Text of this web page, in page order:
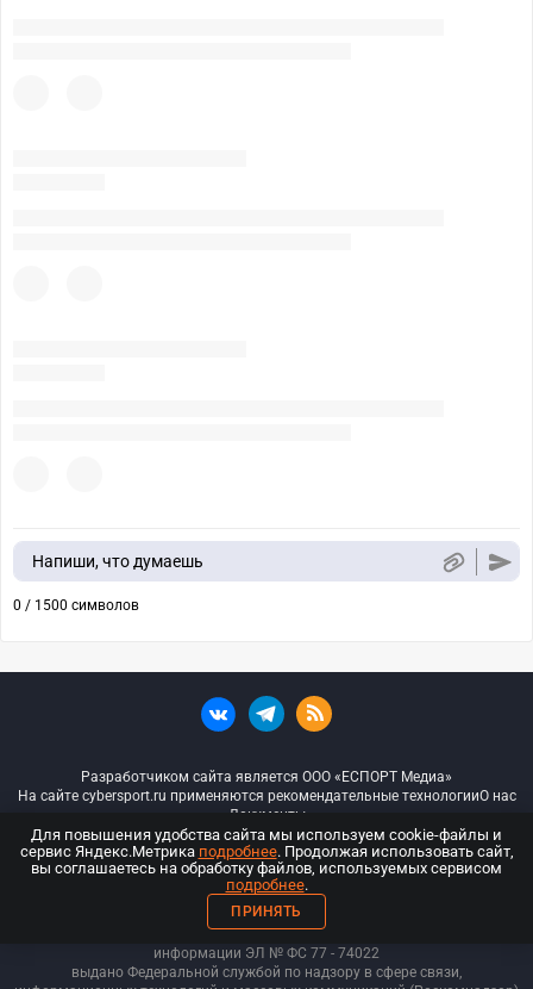
Напиши, что думаешь
0 / 1500 символов
Разработчиком сайта является ООО «ЕСПОРТ Медиа»
На сайте cybersport.ru применяются рекомендательные технологииО нас
Документы
© ООО «Киберспорт.ру» — Все права защищены
18+
ООО «Киберспорт.ру». Свидетельство о регистрации средств массовой
информации ЭЛ № ФС 77 - 74022
выдано Федеральной службой по надзору в сфере связи,
Для повышения удобства сайта мы используем cookie-файлы и
сервис Яндекс.Метрика подробнее. Продолжая использовать сайт,
вы соглашаетесь на обработку файлов, используемых сервисом
подробнее.
ПРИНЯТЬ